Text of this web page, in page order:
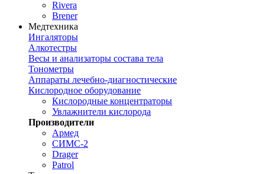
Rivera
Brener
Медтехника
Ингаляторы
Алкотестры
Весы и анализаторы состава тела
Тонометры
Аппараты лечебно-диагностические
Кислородное оборудование
Кислородные концентраторы
Увлажнители кислорода
Производители
Армед
СИМС-2
Drager
Patrol